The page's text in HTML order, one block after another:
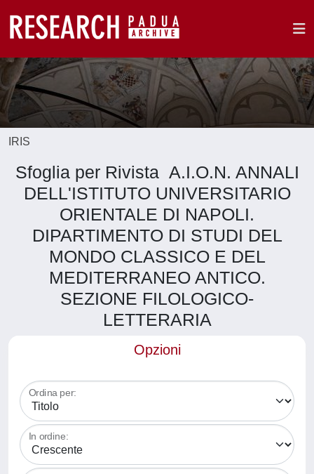
IRIS
Sfoglia per Rivista A.I.O.N. ANNALI
DELL'ISTITUTO UNIVERSITARIO
ORIENTALE DI NAPOLI.
DIPARTIMENTO DI STUDI DEL
MONDO CLASSICO E DEL
MEDITERRANEO ANTICO.
SEZIONE FILOLOGICO-
LETTERARIA
Opzioni
Ordina per:
In ordine: